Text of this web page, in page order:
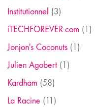
Institutionnel (3)
iTECHFOREVER.com (1)
Jonjon's Coconuts (1)
Julien Agobert (1)
Kardham (58)
La Racine (11)